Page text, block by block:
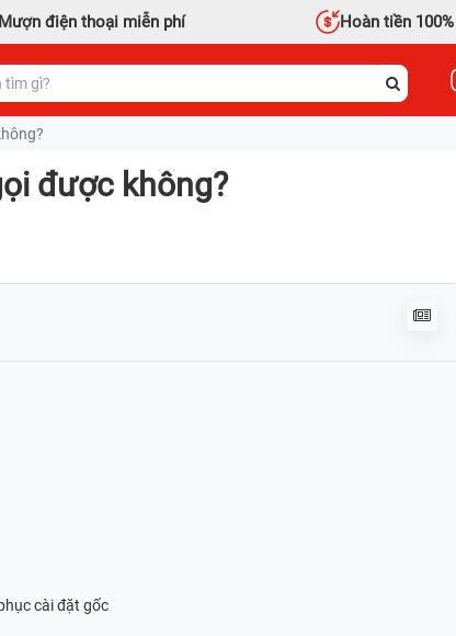
điện thoại miễn phí Hoàn tiền 100%
được không?
cài đặt gốc